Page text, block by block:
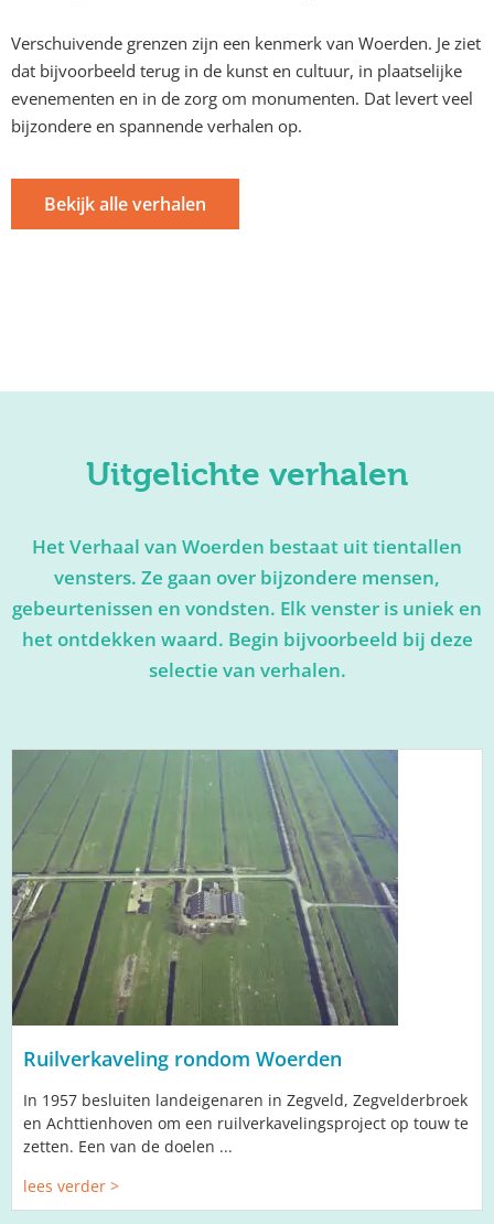
Verschuivende grenzen zijn een kenmerk van Woerden. Je ziet
dat bijvoorbeeld terug in de kunst en cultuur, in plaatselijke
evenementen en in de zorg om monumenten. Dat levert veel
bijzondere en spannende verhalen op.
Bekijk alle verhalen
Uitgelichte verhalen
Het Verhaal van Woerden bestaat uit tientallen
vensters. Ze gaan over bijzondere mensen,
gebeurtenissen en vondsten. Elk venster is uniek en
het ontdekken waard. Begin bijvoorbeeld bij deze
selectie van verhalen.
Ruilverkaveling rondom Woerden
In 1957 besluiten landeigenaren in Zegveld, Zegvelderbroek
en Achttienhoven om een ruilverkavelingsproject op touw te
zetten. Een van de doelen ...
lees verder >